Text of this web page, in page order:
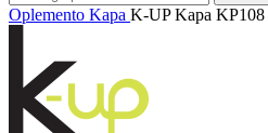
Oplemento Kapa K-UP Kapa KP108